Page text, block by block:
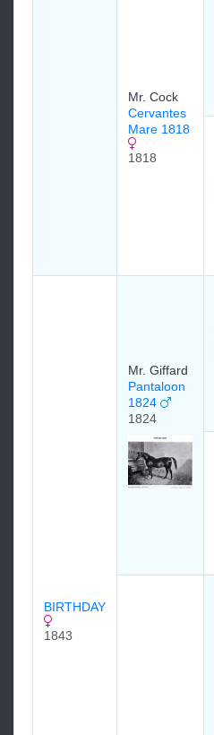
Mr. Cock
Cervantes
Mare 1818
1818
BIRTHDAY
1843
Mr. Giffard
Pantaloon
1824
1824